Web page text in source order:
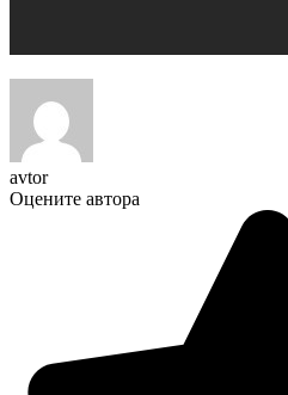
avtor
Оцените автора